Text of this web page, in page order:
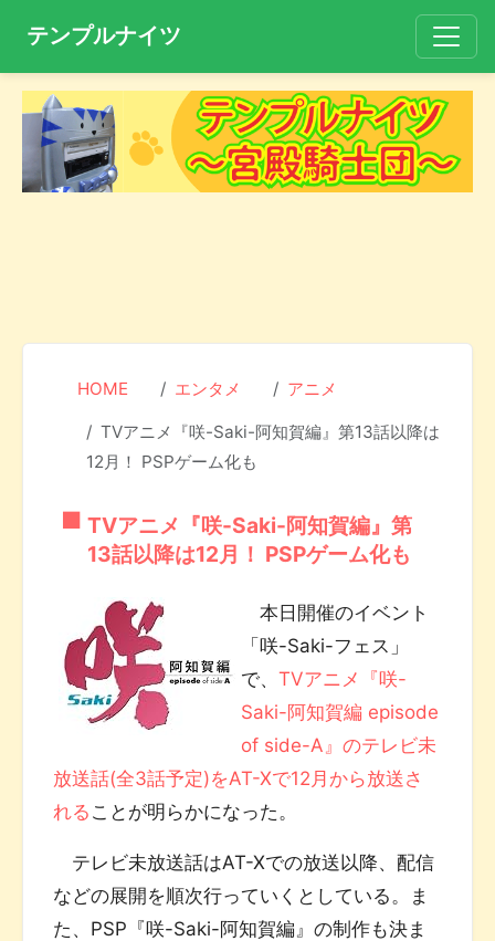
テンプルナイツ
HOME エンタメ アニメ
TVアニメ『咲-Saki-阿知賀編』第13話以降は
12月！ PSPゲーム化も
TVアニメ『咲-Saki-阿知賀編』第
13話以降は12月！ PSPゲーム化も
本日開催のイベント
「咲-Saki-フェス」
で、 TVアニメ『咲-
Saki-阿知賀編 episode
of side-A』のテレビ未
放送話(全3話予定)をAT-Xで12月から放送さ
れる ことが明らかになった。
テレビ未放送話はAT-Xでの放送以降、配信
などの展開を順次行っていくとしている。ま
た、PSP『咲-Saki-阿知賀編』の制作も決ま